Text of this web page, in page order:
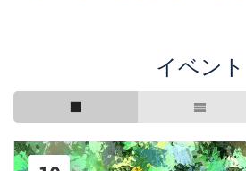
イベント